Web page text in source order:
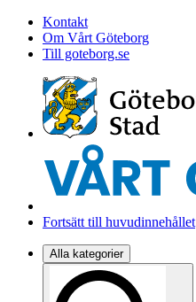
Kontakt
Om Vårt Göteborg
Till goteborg.se
Fortsätt till huvudinnehållet
Alla kategorier